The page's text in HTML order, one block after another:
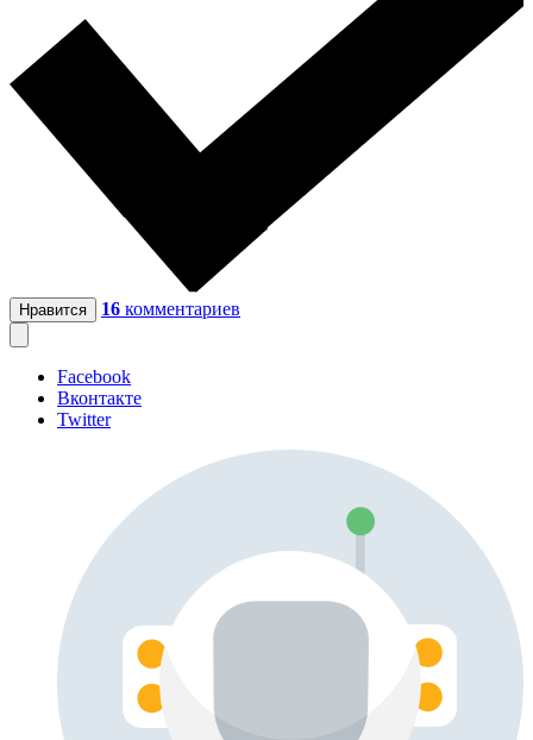
Нравится 16 комментариев
Facebook
Вконтакте
Twitter